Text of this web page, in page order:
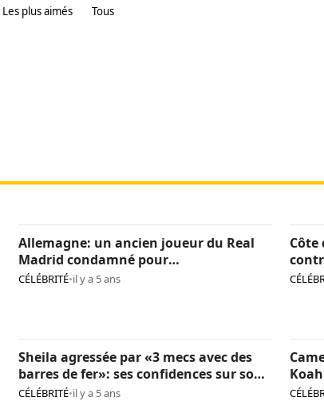
Les plus aimés Tous
Allemagne: un ancien joueur du Real
Madrid condamné pour
pédopornographie
CÉLÉBRITÉ•il y a 5 ans
Côte
Sheila agressée par «3 mecs avec des
barres de fer»: ses confidences sur son
calvaire
CÉLÉBRITÉ•il y a 5 ans